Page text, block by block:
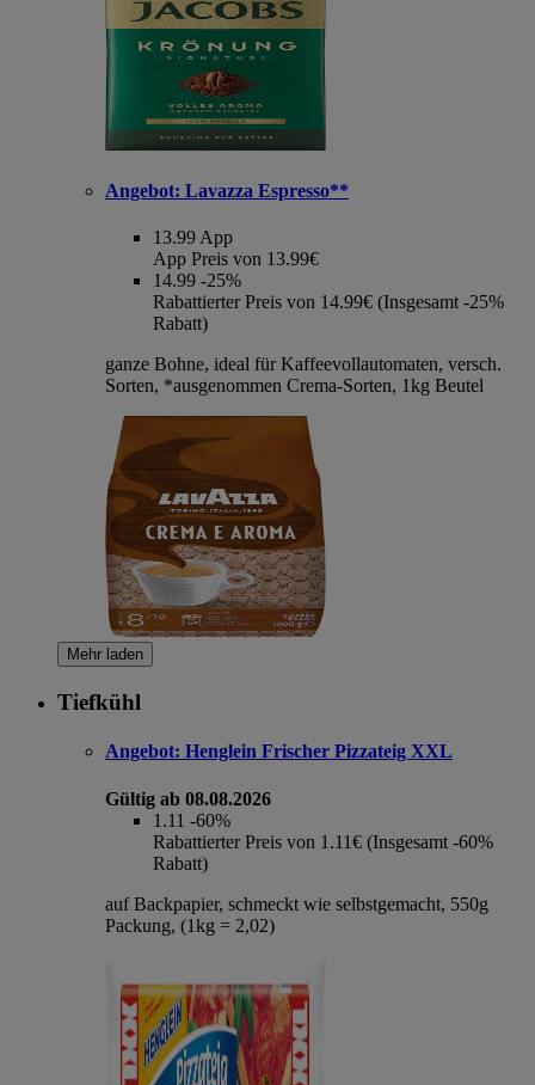
Angebot: Lavazza Espresso**
13.99 App
App Preis von 13.99€
14.99 -25%
Rabattierter Preis von 14.99€ (Insgesamt -25%
Rabatt)
ganze Bohne, ideal für Kaffeevollautomaten, versch.
Sorten, *ausgenommen Crema-Sorten, 1kg Beutel
Mehr laden
Tiefkühl
Angebot: Henglein Frischer Pizzateig XXL
Gültig ab 08.08.2026
1.11 -60%
Rabattierter Preis von 1.11€ (Insgesamt -60%
Rabatt)
auf Backpapier, schmeckt wie selbstgemacht, 550g
Packung, (1kg = 2,02)